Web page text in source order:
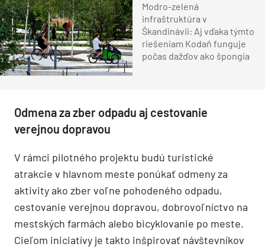
Modro-zelená
infraštruktúra v
Škandinávii: Aj vďaka týmto
riešeniam Kodaň funguje
počas dažďov ako špongia
Odmena za zber odpadu aj cestovanie
verejnou dopravou
V rámci pilotného projektu budú turistické
atrakcie v hlavnom meste ponúkať odmeny za
aktivity ako zber voľne pohodeného odpadu,
cestovanie verejnou dopravou, dobrovoľníctvo na
mestských farmách alebo bicyklovanie po meste.
Cieľom iniciatívy je takto inšpirovať návštevníkov